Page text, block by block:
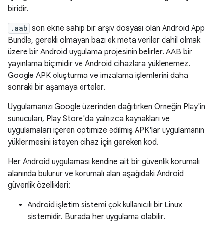
biridir.
.aab son ekine sahip bir arşiv dosyası olan Android App
Bundle, gerekli olmayan bazı ek meta veriler dahil olmak
üzere bir Android uygulama projesinin belirler. AAB bir
yayınlama biçimidir ve Android cihazlara yüklenemez.
Google APK oluşturma ve imzalama işlemlerini daha
sonraki bir aşamaya erteler.
Uygulamanızı Google üzerinden dağıtırken Örneğin Play'in
sunucuları, Play Store'da yalnızca kaynakları ve
uygulamaları içeren optimize edilmiş APK'lar uygulamanın
yüklenmesini isteyen cihaz için gereken kod.
Her Android uygulaması kendine ait bir güvenlik korumalı
alanında bulunur ve korumalı alan aşağıdaki Android
güvenlik özellikleri:
Android işletim sistemi çok kullanıcılı bir Linux
sistemidir. Burada her uygulama olabilir.